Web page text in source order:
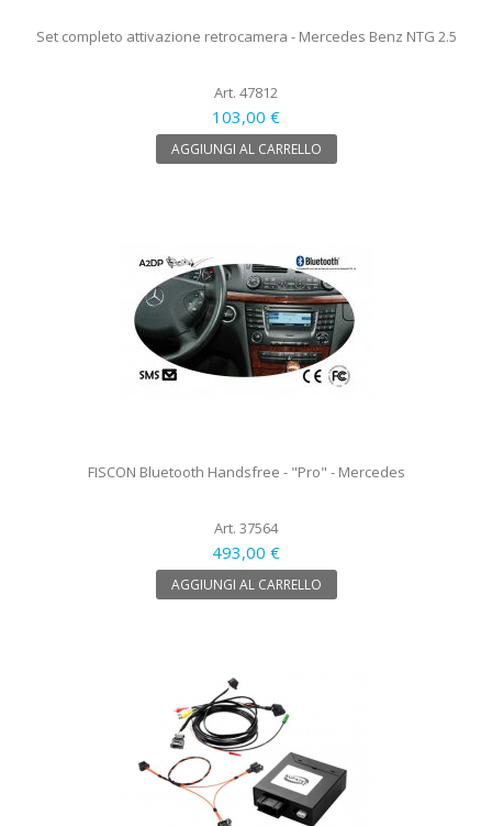
Set completo attivazione retrocamera - Mercedes Benz NTG 2.5
Art. 47812
103,00 €
AGGIUNGI AL CARRELLO
FISCON Bluetooth Handsfree - "Pro" - Mercedes
Art. 37564
493,00 €
AGGIUNGI AL CARRELLO